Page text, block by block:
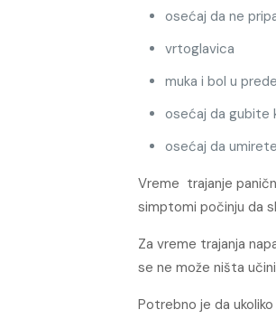
osećaj da ne
vrtoglavica
muka i bol u
osećaj da gubite
osećaj da umirete
Vreme trajanje
simptomi počinju da
Za vreme trajanja
se ne može ništa
Potrebno je da